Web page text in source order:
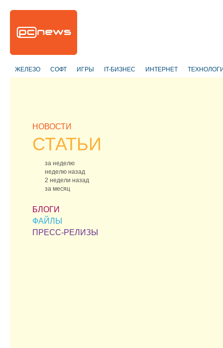
ЖЕЛЕЗО СОФТ ИГРЫ IT-БИЗНЕС ИНТЕРНЕТ
НОВОСТИ
СТАТЬИ
за неделю
неделю назад
2 недели назад
за месяц
БЛОГИ
ФАЙЛЫ
ПРЕСС-РЕЛИЗЫ